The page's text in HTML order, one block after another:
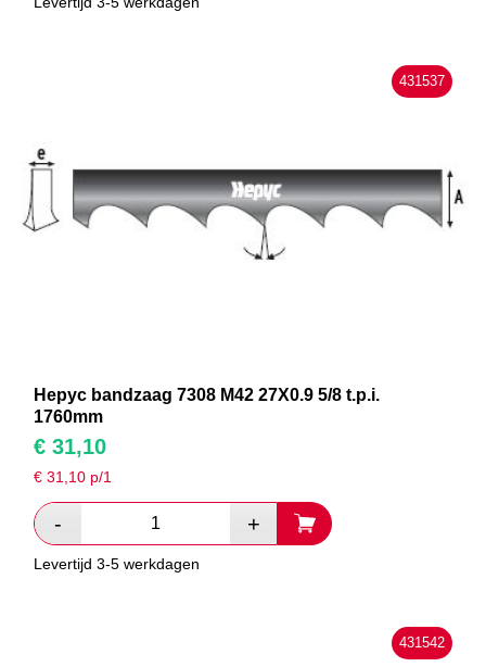
431537
Hepyc bandzaag 7308 M42 27X0.9 5/8 t.p.i.
1760mm
€ 31,10
€31,10 p/1
Levertijd 3-5 werkdagen
431542